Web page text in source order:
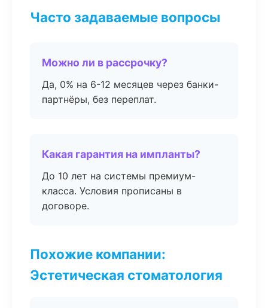
Часто задаваемые вопросы
Можно ли в рассрочку?
Да, 0% на 6-12 месяцев через банки-
партнёры, без переплат.
Какая гарантия на импланты?
До 10 лет на системы премиум-
класса. Условия прописаны в
договоре.
Похожие компании:
Эстетическая стоматология